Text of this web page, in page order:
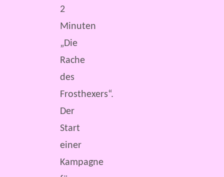
2
Minuten
„Die
Rache
des
Frosthexers“.
Der
Start
einer
Kampagne